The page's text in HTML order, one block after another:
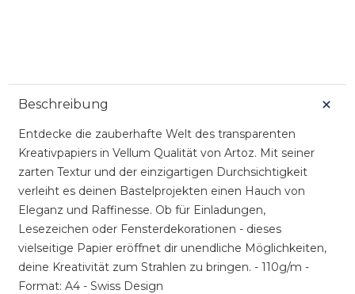
Beschreibung
Entdecke die zauberhafte Welt des transparenten
Kreativpapiers in Vellum Qualität von Artoz. Mit seiner
zarten Textur und der einzigartigen Durchsichtigkeit
verleiht es deinen Bastelprojekten einen Hauch von
Eleganz und Raffinesse. Ob für Einladungen,
Lesezeichen oder Fensterdekorationen - dieses
vielseitige Papier eröffnet dir unendliche Möglichkeiten,
deine Kreativität zum Strahlen zu bringen. - 110g/m -
Format: A4 - Swiss Design